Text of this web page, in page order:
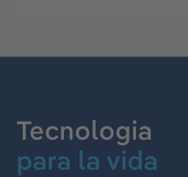
Tecnologia
para la vida